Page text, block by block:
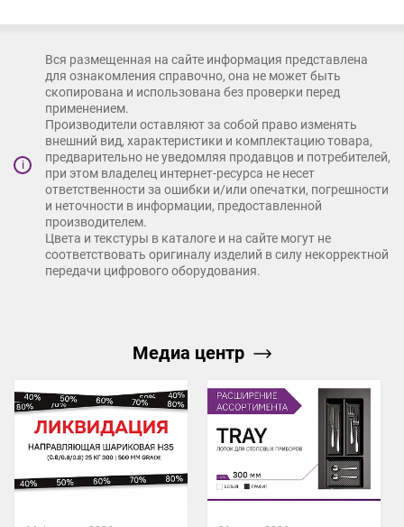
вашей мебели.
i
Вся размещенная на сайте информация представлена
для ознакомления справочно, она не может быть
скопирована и использована без проверки перед
применением.
Производители оставляют за собой право изменять
внешний вид, характеристики и комплектацию товара,
предварительно не уведомляя продавцов и потребителей,
при этом владелец интернет-ресурса не несет
ответственности за ошибки и/или опечатки, погрешности
и неточности в информации, предоставленной
производителем.
Цвета и текстуры в каталоге и на сайте могут не
соответствовать оригиналу изделий в силу некорректной
передачи цифрового оборудования.
Медиа центр